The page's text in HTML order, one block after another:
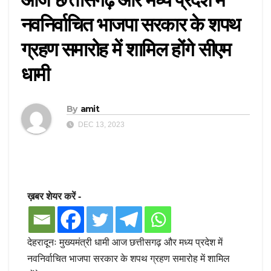
नवनिर्वाचित भाजपा सरकार के शपथ
ग्रहण समारोह में शामिल होंगे सीएम
धामी
By amit
DEC 13, 2023
ख़बर शेयर करें -
देहरादूनः मुख्यमंत्री धामी आज छत्तीसगढ़ और मध्य प्रदेश में
नवनिर्वाचित भाजपा सरकार के शपथ ग्रहण समारोह में शामिल